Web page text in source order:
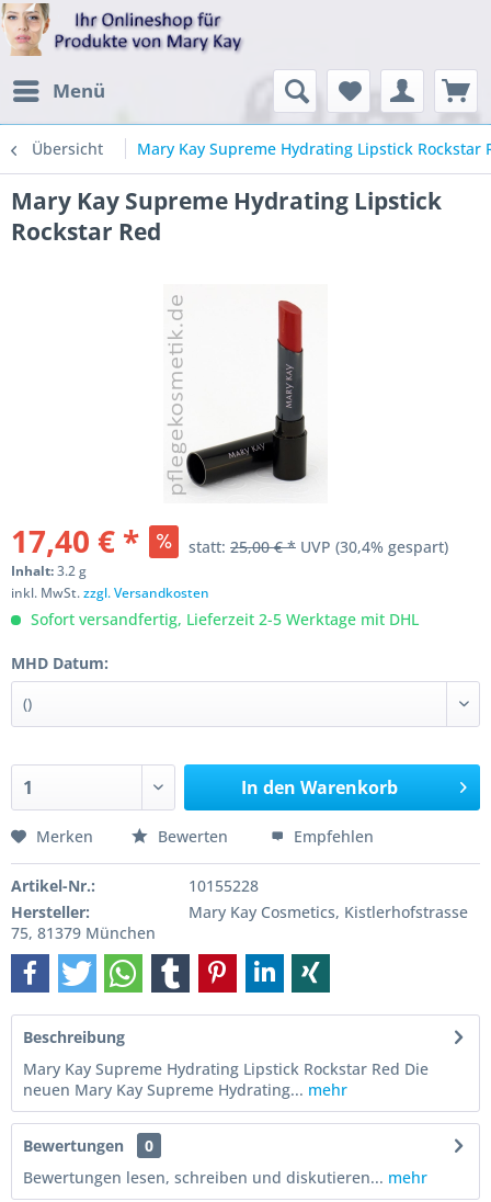
Menü
Übersicht Mary Kay Supreme Hydrating Lipstick Rockstar
Mary Kay Supreme Hydrating Lipstick
Rockstar Red
17,40 € * statt: 25,00 € * UVP (30,4% gespart)
Inhalt:3.2 g
inkl. MwSt.zzgl. Versandkosten
Sofort versandfertig, Lieferzeit 2-5 Werktage mit DHL
MHD Datum:
In den Warenkorb
Merken Bewerten Empfehlen
Artikel-Nr.:
10155228
Hersteller:
Mary Kay Cosmetics, Kistlerhofstrasse
75, 81379 München
Beschreibung
Mary Kay Supreme Hydrating Lipstick Rockstar Red Die
neuen Mary Kay Supreme Hydrating... mehr
Bewertungen
0
Bewertungen lesen, schreiben und diskutieren... mehr